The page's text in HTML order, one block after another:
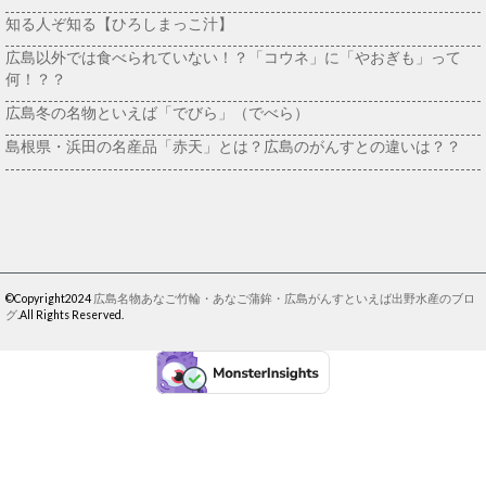
知る人ぞ知る【ひろしまっこ汁】
広島以外では食べられていない！？「コウネ」に「やおぎも」って
何！？？
広島冬の名物といえば「でびら」（でべら）
島根県・浜田の名産品「赤天」とは？広島のがんすとの違いは？？
©Copyright2024 広島名物あなご竹輪・あなご蒲鉾・広島がんすといえば出野水産のブロ
グ.All Rights Reserved.